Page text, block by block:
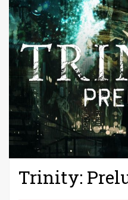
Trinity: